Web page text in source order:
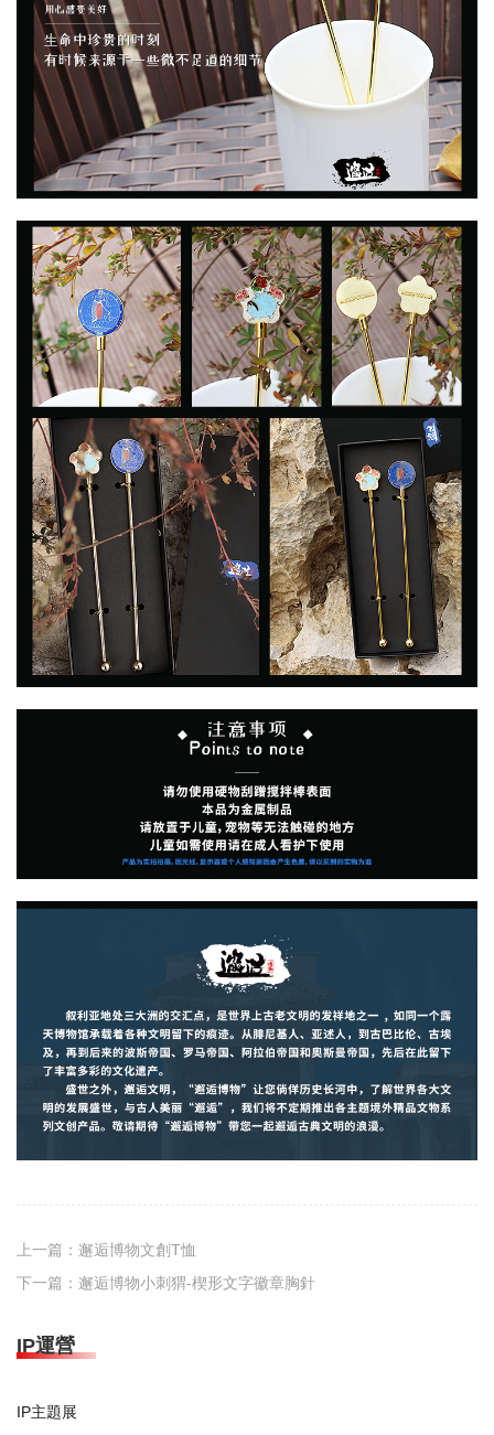
上一篇： 邂逅博物文創T恤
下一篇： 邂逅博物小刺猬-楔形文字徽章胸針
IP運營
IP主題展